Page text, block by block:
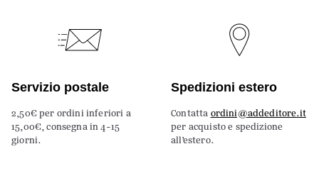
Servizio postale
2,50€ per ordini inferiori a
15,00€, consegna in 4-15
giorni.
Spedizioni estero
Contatta ordini@addeditore.it
per acquisto e spedizione
all’estero.